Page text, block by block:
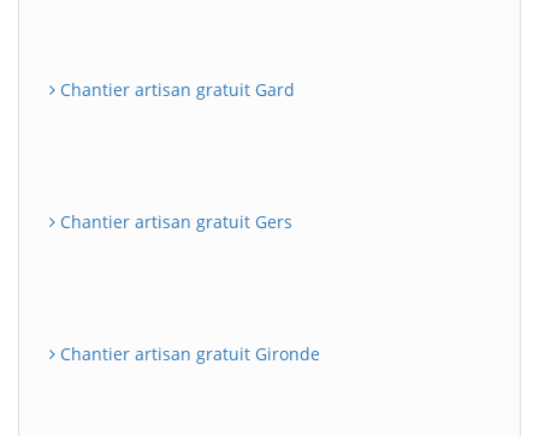
Chantier artisan gratuit Gard
Chantier artisan gratuit Gers
Chantier artisan gratuit Gironde